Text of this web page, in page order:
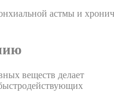
астмы и
веществ делает